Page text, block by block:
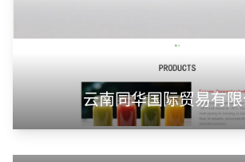
云南同华国际贸易有